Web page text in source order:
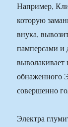
Например,
которую
внука,
памперсами и
выволакивает
обнаженного
совершенно
Электра